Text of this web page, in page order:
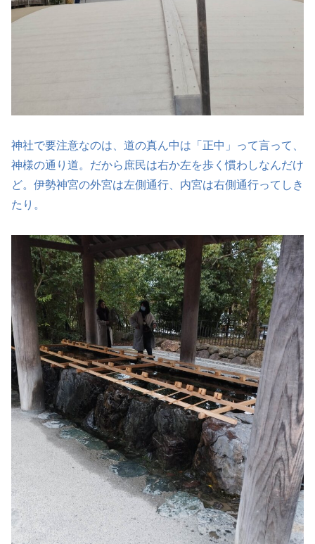
神社で要注意なのは、道の真ん中は「正中」って言って、
神様の通り道。だから庶民は右か左を歩く慣わしなんだけ
ど。伊勢神宮の外宮は左側通行、内宮は右側通行ってしき
たり。